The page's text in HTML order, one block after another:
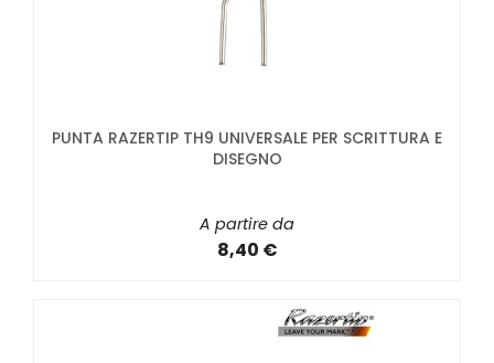
PUNTA RAZERTIP TH9 UNIVERSALE PER SCRITTURA E
DISEGNO
A partire da
8,40 €